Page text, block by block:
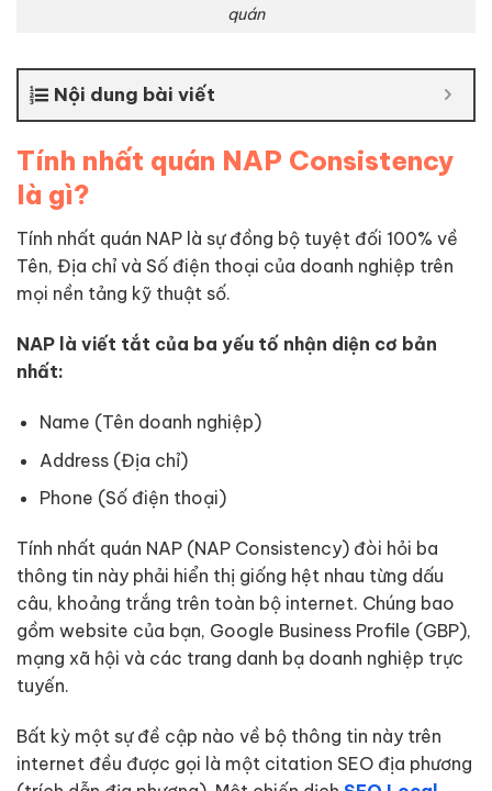
quán
Nội dung bài viết
Tính nhất quán NAP Consistency
là gì?
Tính nhất quán NAP là sự đồng bộ tuyệt đối 100% về
Tên, Địa chỉ và Số điện thoại của doanh nghiệp trên
mọi nền tảng kỹ thuật số.
NAP là viết tắt của ba yếu tố nhận diện cơ bản
nhất:
Name (Tên doanh nghiệp)
Address (Địa chỉ)
Phone (Số điện thoại)
Tính nhất quán NAP (NAP Consistency) đòi hỏi ba
thông tin này phải hiển thị giống hệt nhau từng dấu
câu, khoảng trắng trên toàn bộ internet. Chúng bao
gồm website của bạn, Google Business Profile (GBP),
mạng xã hội và các trang danh bạ doanh nghiệp trực
tuyến.
Bất kỳ một sự đề cập nào về bộ thông tin này trên
internet đều được gọi là một citation SEO địa phương